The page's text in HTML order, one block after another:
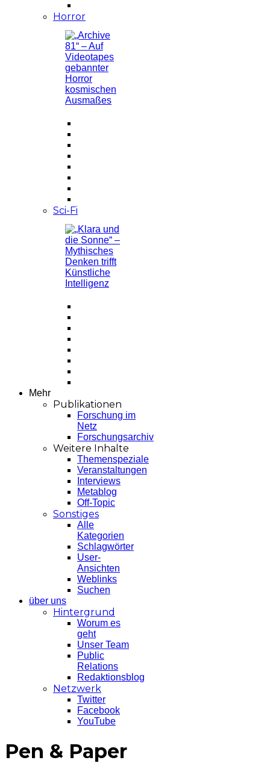
Horror
Sci-Fi
Mehr
Publikationen
Forschung im
Netz
Forschungsarchiv
Weitere Inhalte
Themenspeziale
Veranstaltungen
Interviews
Metablog
Off-Topic
Sonstiges
Alle
Kategorien
Schlagwörter
User-
Ansichten
Weblinks
Suchen
über uns
Hintergrund
Worum es
geht
Unser Team
Public
Relations
Redaktionsblog
Netzwerk
Twitter
Facebook
YouTube
Pen & Paper